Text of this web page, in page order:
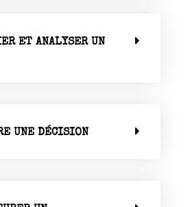
ET ANALYSER UN
UNE DÉCISION